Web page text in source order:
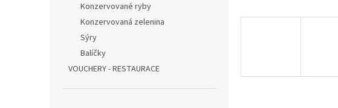
Konzervované ryby
Konzervovaná zelenina
Sýry
Balíčky
VOUCHERY - RESTAURACE